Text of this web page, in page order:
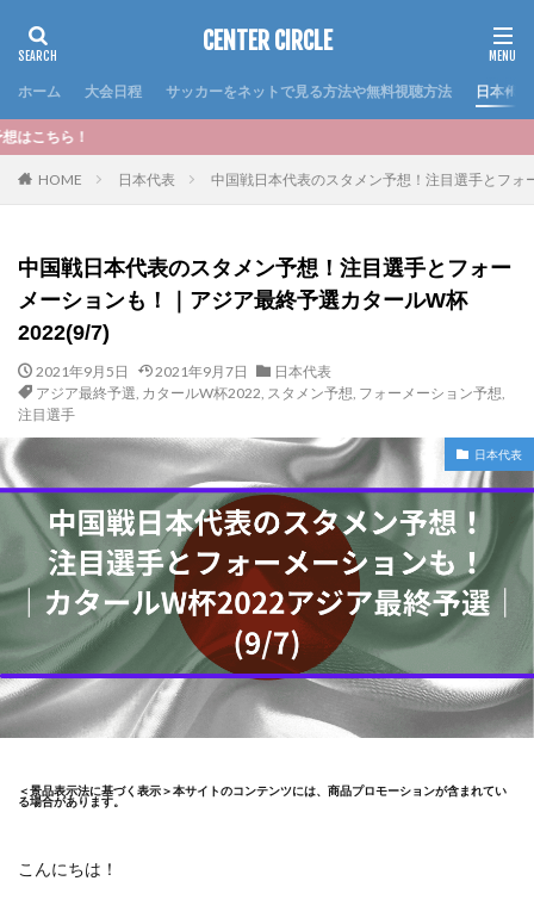
CENTER CIRCLE
ホーム 大会日程 サッカーをネットで見る方法や無料視聴方法 日本代表
HOME 日本代表 中国戦日本代表のスタメン予想！注目選手とフ
中国戦日本代表のスタメン予想！注目選手とフォー
メーションも！｜アジア最終予選カタールW杯
2022(9/7)
2021年9月5日 2021年9月7日
日本代表
アジア最終予選, カタールW杯2022, スタメン予想, フォーメーション予想,
注目選手
日本代表
＜景品表示法に基づく表示＞本サイトのコンテンツには、商品プロモーションが含まれてい
る場合があります。
こんにちは！